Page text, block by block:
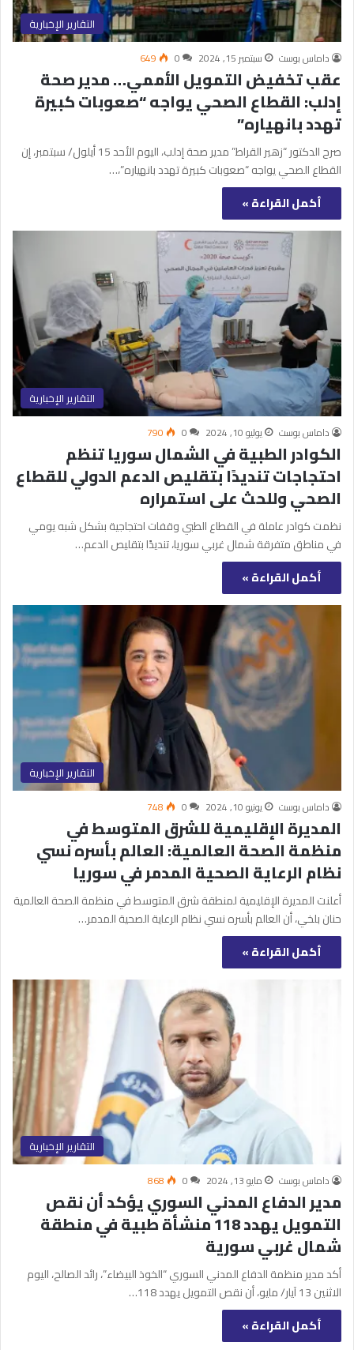
التقارير الإخبارية
داماس بوست سبتمبر 15, 2024 0
649
عقب تخفيض التمويل الأممي… مدير صحة
إدلب: القطاع الصحي يواجه “صعوبات كبيرة
تهدد بانهياره”
صرح الدكتور “زهير القراط” مدير صحة إدلب، اليوم الأحد 15 أيلول/ سبتمبر، إن
القطاع الصحي يواجه “صعوبات كبيرة تهدد بانهياره”،…
أكمل القراءة »
التقارير الإخبارية
داماس بوست يوليو 10, 2024 0
790
الكوادر الطبية في الشمال سوريا تنظم
احتجاجات تنديدًا بتقليص الدعم الدولي للقطاع
الصحي وللحث على استمراره
نظمت كوادر عاملة في القطاع الطبي وقفات احتجاجية بشكل شبه يومي
في مناطق متفرقة شمال غربي سوريا، تنديدًا بتقليص الدعم…
أكمل القراءة »
التقارير الإخبارية
داماس بوست يونيو 10, 2024 0
748
المديرة الإقليمية للشرق المتوسط في
منظمة الصحة العالمية: العالم بأسره نسي
نظام الرعاية الصحية المدمر في سوريا
أعلنت المديرة الإقليمية لمنطقة شرق المتوسط في منظمة الصحة العالمية
حنان بلخي، أن العالم بأسره نسي نظام الرعاية الصحية المدمر…
أكمل القراءة »
التقارير الإخبارية
داماس بوست مايو 13, 2024 0
868
مدير الدفاع المدني السوري يؤكد أن نقص
التمويل يهدد 118 منشأة طبية في منطقة
شمال غربي سورية
أكد مدير منظمة الدفاع المدني السوري “الخوذ البيضاء”، رائد الصالح، اليوم
الاثنين 13 آيار/ مايو، أن نقص التمويل يهدد 118…
أكمل القراءة »